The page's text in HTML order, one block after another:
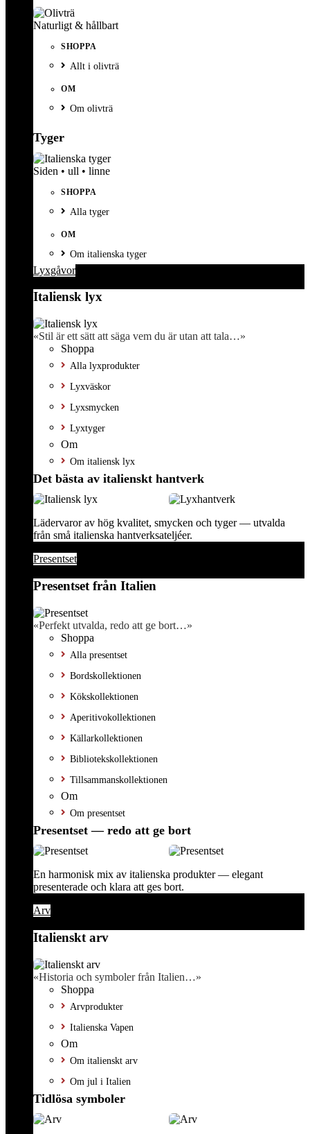
Naturligt & hållbart
SHOPPA
Allt i olivträ
OM
Om olivträ
Tyger
Siden • ull • linne
SHOPPA
Alla tyger
OM
Om italienska tyger
Lyxgåvor
Italiensk lyx
«Stil är ett sätt att säga vem du är utan att tala…»
Shoppa
Alla lyxprodukter
Lyxväskor
Lyxsmycken
Lyxtyger
Om
Om italiensk lyx
Det bästa av italienskt hantverk
Lädervaror av hög kvalitet, smycken och tyger — utvalda
från små italienska hantverksateljéer.
Presentset
Presentset från Italien
«Perfekt utvalda, redo att ge bort…»
Shoppa
Alla presentset
Bordskollektionen
Kökskollektionen
Aperitivokollektionen
Källarkollektionen
Bibliotekskollektionen
Tillsammanskollektionen
Om
Om presentset
Presentset — redo att ge bort
En harmonisk mix av italienska produkter — elegant
presenterade och klara att ges bort.
Arv
Italienskt arv
«Historia och symboler från Italien…»
Shoppa
Arvprodukter
Italienska Vapen
Om
Om italienskt arv
Om jul i Italien
Tidlösa symboler